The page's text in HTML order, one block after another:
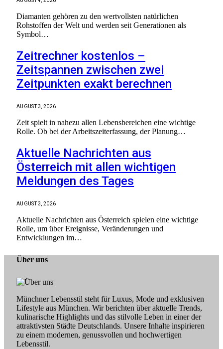
Diamanten gehören zu den wertvollsten natürlichen
Rohstoffen der Welt und werden seit Generationen als
Symbol…
Zeitrechner kostenlos –
Zeitspannen zwischen zwei
Zeitpunkten exakt berechnen
AUGUST 3, 2026
Zeit spielt in nahezu allen Lebensbereichen eine wichtige
Rolle. Ob bei der Arbeitszeiterfassung, der Planung…
Aktuelle Nachrichten aus
Österreich mit allen wichtigen
Meldungen des Tages
AUGUST 3, 2026
Aktuelle Nachrichten aus Österreich spielen eine wichtige
Rolle, um über Ereignisse, Veränderungen und
Entwicklungen im…
Über uns
Münchner Lebensstil steht für Luxus, Mode und exklusiven
Lifestyle aus München. Wir berichten über aktuelle Trends,
kulinarische Highlights und das stilvolle Leben in einer der
attraktivsten Städte Deutschlands. Unsere Inhalte inspirieren
zu einem modernen, genussvollen und hochwertigen
Lebensstil.